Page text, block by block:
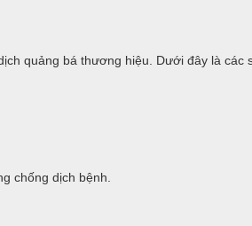
quảng bá thương hiệu. Dưới đây là các
chống dịch bệnh.